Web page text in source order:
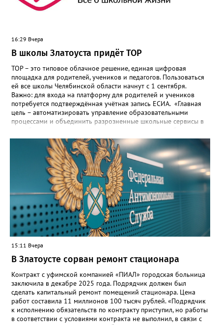
16:29 Вчера
В школы Златоуста придёт ТОР
ТОР – это типовое облачное решение, единая цифровая
площадка для родителей, учеников и педагогов. Пользоваться
ей все школы Челябинской области начнут с 1 сентября.
Важно: для входа на платформу для родителей и учеников
потребуется подтверждённая учётная запись ЕСИА. «Главная
цель – автоматизировать управление образовательными
процессами и объединить разрозненные школьные сервисы в
региональном министерстве образования. - Платформа ТОР
“Моя школа” объединит все школьные сервисы в единую
безопасную государственную экосистему. Предполагается, что
переход пройдёт максимально комфортно для пользователей».
Привычные функции - оценки, расписание, домашние задания,
связь с учителями, знакомые пользователям экосистемы
«Госуслуги Моя школа», не просто сохранятся, они будут
собраны в одном месте, подчеркнули в ведомстве. Причём в
этом случае переход на ТОР станет вообще незаметным.
15:11 Вчера
В Златоусте сорван ремонт стационара
Контракт с уфимской компанией «ПИАЛ» городская больница
заключила в декабре 2025 года. Подрядчик должен был
сделать капитальный ремонт помещений стационара. Цена
работ составила 11 миллионов 100 тысяч рублей. «Подрядчик
к исполнению обязательств по контракту приступил, но работы
в соответствии с условиями контракта не выполнил, в связи с